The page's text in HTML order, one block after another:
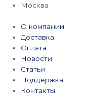
Перейти
содержимому
Москва
О компании
Доставка
Оплата
Новости
Статьи
Поддержка
Контакты